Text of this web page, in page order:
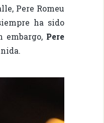
Pere Romeu
ha sido
embargo,Pere